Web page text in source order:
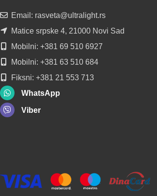
POGLEDAJ
Email: rasveta@ultralight.rs
Matice srpske 4, 21000 Novi Sad
Mobilni: +381 69 510 6927
Mobilni: +381 63 510 684
Fiksni: +381 21 553 713
WhatsApp
Viber